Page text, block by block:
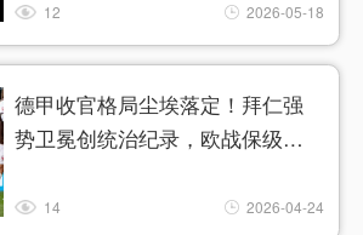
12 2026-05-18
德甲收官格局尘埃落定！拜仁强
势卫冕创统治纪录，欧战保级疯
14 2026-04-24